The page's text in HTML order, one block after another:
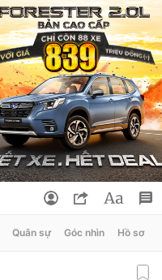
Quân sự Góc nhìn Hồ sơ